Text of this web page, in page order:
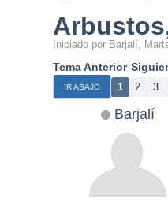
Iniciado por Barjalí,
Tema Anterior-
IR ABAJO 1 2 3
Barjalí